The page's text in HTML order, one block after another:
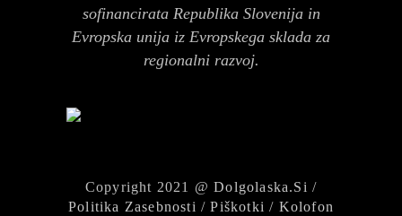
sofinancirata Republika Slovenija in
Evropska unija iz Evropskega sklada za
regionalni razvoj.
Copyright 2021 @Dolgolaska.si /
Politika Zasebnosti /Piškotki / Kolofon